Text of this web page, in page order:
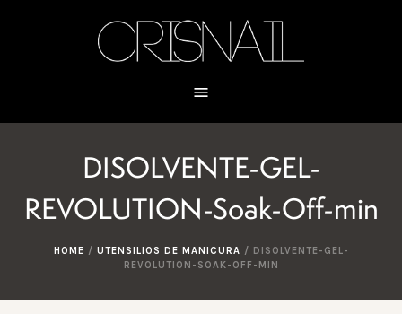
DISOLVENTE-GEL-
REVOLUTION-Soak-Off-min
HOME / UTENSILIOS DE MANICURA / DISOLVENTE-GEL-
REVOLUTION-SOAK-OFF-MIN